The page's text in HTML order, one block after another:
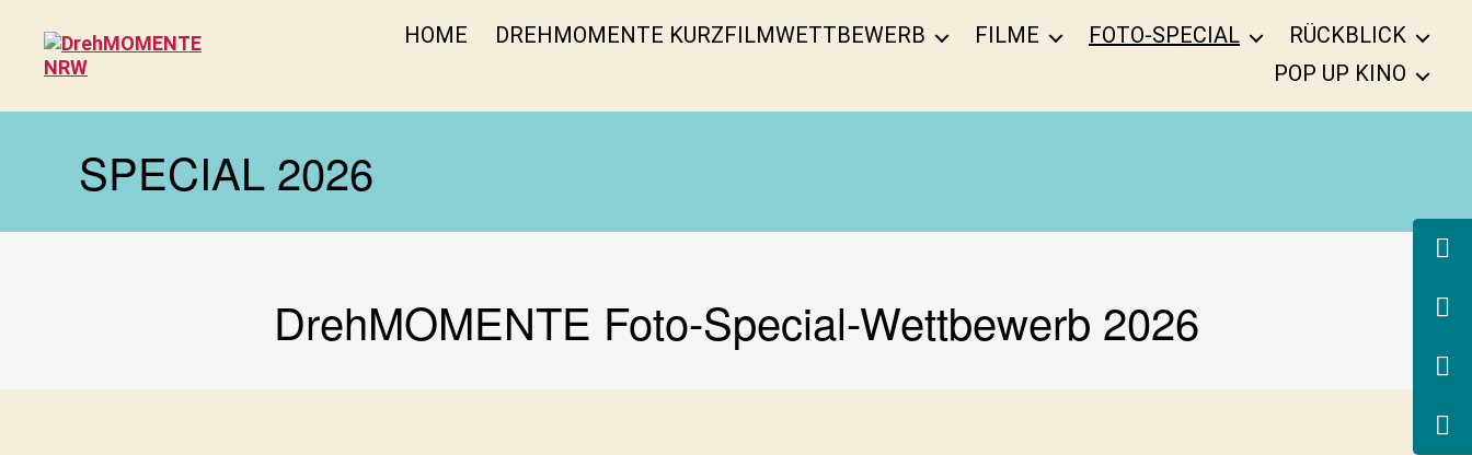
NRW
HOME DREHMOMENTE KURZFILMWETTBEWERB FILME FOTO-SPECIAL
RÜCKBLICK
POP UP KINO
SPECIAL 2026
DrehMOMENTE Foto-Special-Wettbewerb 2026